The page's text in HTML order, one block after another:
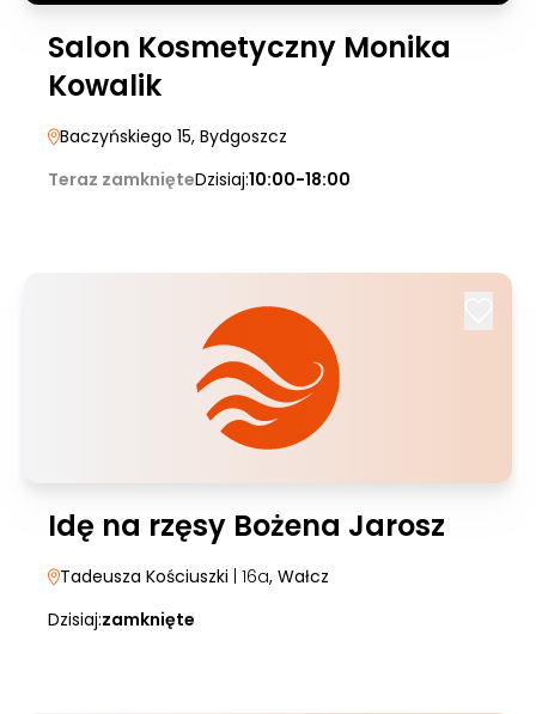
Salon Kosmetyczny Monika
Kowalik
Baczyńskiego 15, Bydgoszcz
Teraz zamknięteDzisiaj:10:00-18:00
Idę na rzęsy Bożena Jarosz
Tadeusza Kościuszki | 16a, Wałcz
Dzisiaj:zamknięte